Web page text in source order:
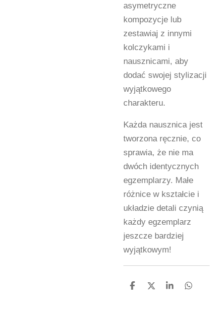
asymetryczne
kompozycje lub
zestawiaj z innymi
kolczykami i
nausznicami, aby
dodać swojej stylizacji
wyjątkowego
charakteru.
Każda nausznica jest
tworzona ręcznie, co
sprawia, że nie ma
dwóch identycznych
egzemplarzy. Małe
różnice w kształcie i
układzie detali czynią
każdy egzemplarz
jeszcze bardziej
wyjątkowym!
U
U
U
U